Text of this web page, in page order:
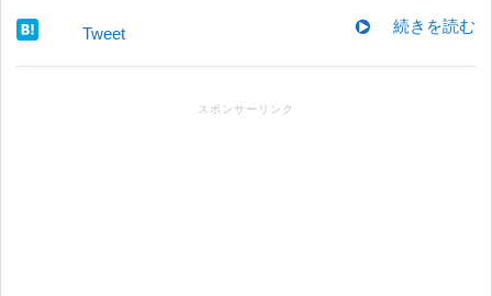
続きを読む
Tweet
スポンサーリンク